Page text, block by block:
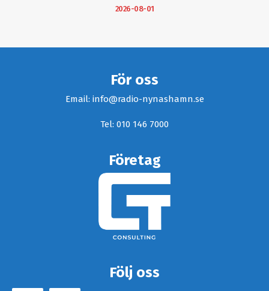
2026-08-01
För oss
Email: info@radio-nynashamn.se
Tel: 010 146 7000
Företag
Följ oss